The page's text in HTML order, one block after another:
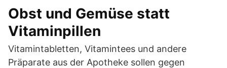
Obst und Gemüse statt
Vitaminpillen
Vitamintabletten, Vitamintees und andere
Präparate aus der Apotheke sollen gegen